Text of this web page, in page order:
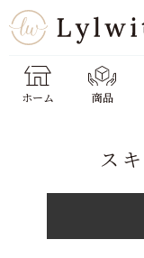
ホーム 商品
ス